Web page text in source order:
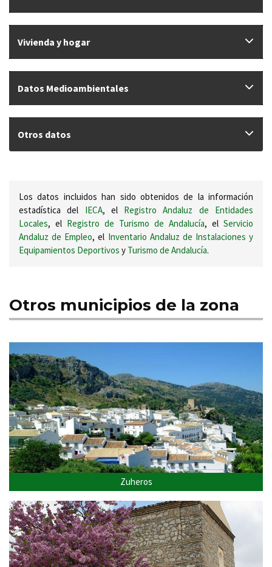
Vivienda y hogar
Datos Medioambientales
Otros datos
Los datos incluidos han sido obtenidos de la información
estadística del IECA, el Registro Andaluz de Entidades
Locales, el Registro de Turismo de Andalucía, el Servicio
Andaluz de Empleo, el Inventario Andaluz de Instalaciones y
Equipamientos Deportivos y Turismo de Andalucía.
Otros municipios de la zona
Zuheros